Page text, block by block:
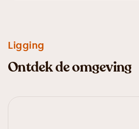
Ligging
Ontdek de omgeving